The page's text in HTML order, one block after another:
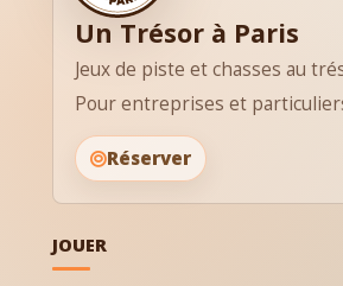
Un Trésor à Paris
Jeux de piste et chasses au
Pour entreprises et
Réserver
JOUER